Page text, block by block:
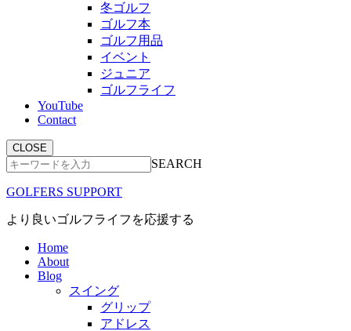
冬ゴルフ
ゴルフ本
ゴルフ用品
イベント
ジュニア
ゴルフライフ
YouTube
Contact
CLOSE
SEARCH
GOLFERS SUPPORT
より良いゴルフライフを応援する
Home
About
Blog
スイング
グリップ
アドレス